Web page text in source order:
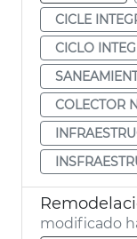
CICLE
CICLO
COLECTOR
modificado